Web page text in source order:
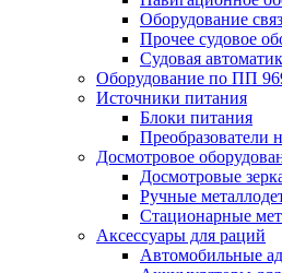
Оборудование
Прочее судовое
Судовая
Оборудование по ПП
Источники питания
Блоки питания
Преобразователи
Досмотровое
Досмотровые
Ручные
Стационарные
Аксессуары для раций
Автомобильные